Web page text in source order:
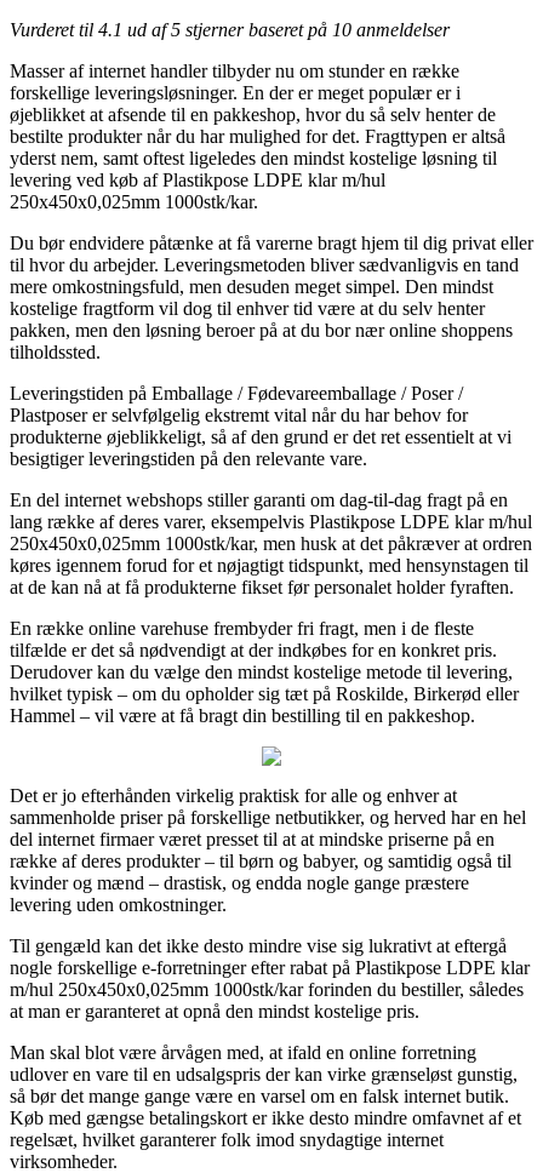
Vurderet til 4.1 ud af 5 stjerner baseret på 10 anmeldelser
Masser af internet handler tilbyder nu om stunder en række
forskellige leveringsløsninger. En der er meget populær er i
øjeblikket at afsende til en pakkeshop, hvor du så selv henter de
bestilte produkter når du har mulighed for det. Fragttypen er altså
yderst nem, samt oftest ligeledes den mindst kostelige løsning til
levering ved køb af Plastikpose LDPE klar m/hul
250x450x0,025mm 1000stk/kar.
Du bør endvidere påtænke at få varerne bragt hjem til dig privat eller
til hvor du arbejder. Leveringsmetoden bliver sædvanligvis en tand
mere omkostningsfuld, men desuden meget simpel. Den mindst
kostelige fragtform vil dog til enhver tid være at du selv henter
pakken, men den løsning beroer på at du bor nær online shoppens
tilholdssted.
Leveringstiden på Emballage / Fødevareemballage / Poser /
Plastposer er selvfølgelig ekstremt vital når du har behov for
produkterne øjeblikkeligt, så af den grund er det ret essentielt at vi
besigtiger leveringstiden på den relevante vare.
En del internet webshops stiller garanti om dag-til-dag fragt på en
lang række af deres varer, eksempelvis Plastikpose LDPE klar m/hul
250x450x0,025mm 1000stk/kar, men husk at det påkræver at ordren
køres igennem forud for et nøjagtigt tidspunkt, med hensynstagen til
at de kan nå at få produkterne fikset før personalet holder fyraften.
En række online varehuse frembyder fri fragt, men i de fleste
tilfælde er det så nødvendigt at der indkøbes for en konkret pris.
Derudover kan du vælge den mindst kostelige metode til levering,
hvilket typisk – om du opholder sig tæt på Roskilde, Birkerød eller
Hammel – vil være at få bragt din bestilling til en pakkeshop.
Det er jo efterhånden virkelig praktisk for alle og enhver at
sammenholde priser på forskellige netbutikker, og herved har en hel
del internet firmaer været presset til at at mindske priserne på en
række af deres produkter – til børn og babyer, og samtidig også til
kvinder og mænd – drastisk, og endda nogle gange præstere
levering uden omkostninger.
Til gengæld kan det ikke desto mindre vise sig lukrativt at eftergå
nogle forskellige e-forretninger efter rabat på Plastikpose LDPE klar
m/hul 250x450x0,025mm 1000stk/kar forinden du bestiller, således
at man er garanteret at opnå den mindst kostelige pris.
Man skal blot være årvågen med, at ifald en online forretning
udlover en vare til en udsalgspris der kan virke grænseløst gunstig,
så bør det mange gange være en varsel om en falsk internet butik.
Køb med gængse betalingskort er ikke desto mindre omfavnet af et
regelsæt, hvilket garanterer folk imod snydagtige internet
virksomheder.